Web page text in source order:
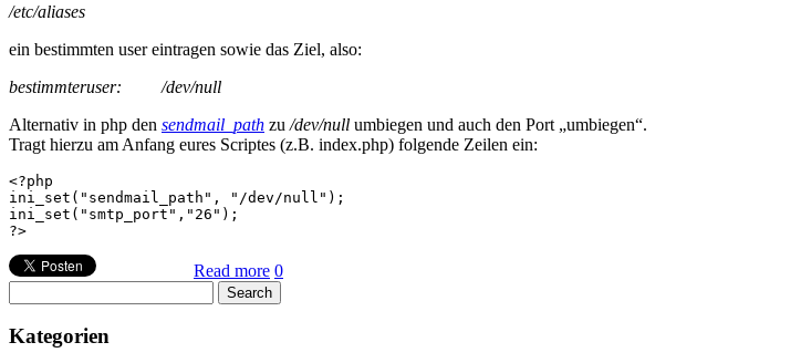
/etc/aliases
ein bestimmten user eintragen sowie das Ziel, also:
bestimmteruser: /dev/null
Alternativ in php den sendmail_path zu /dev/null umbiegen und auch den Port „umbiegen“.
Tragt hierzu am Anfang eures Scriptes (z.B. index.php) folgende Zeilen ein:
<?php
ini_set("sendmail_path", "/dev/null");
ini_set("smtp_port","26");
Read more 0
Kategorien